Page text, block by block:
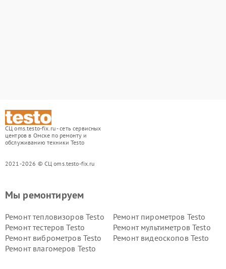
СЦ oms.testo-fix.ru - сеть сервисных
центров в Омске по ремонту и
обслуживанию техники Testo
2021-2026 © СЦ oms.testo-fix.ru
Мы ремонтируем
Ремонт тепловизоров Testo
Ремонт пирометров Testo
Ремонт тестеров Testo
Ремонт мультиметров Testo
Ремонт виброметров Testo
Ремонт видеоскопов Testo
Ремонт влагомеров Testo